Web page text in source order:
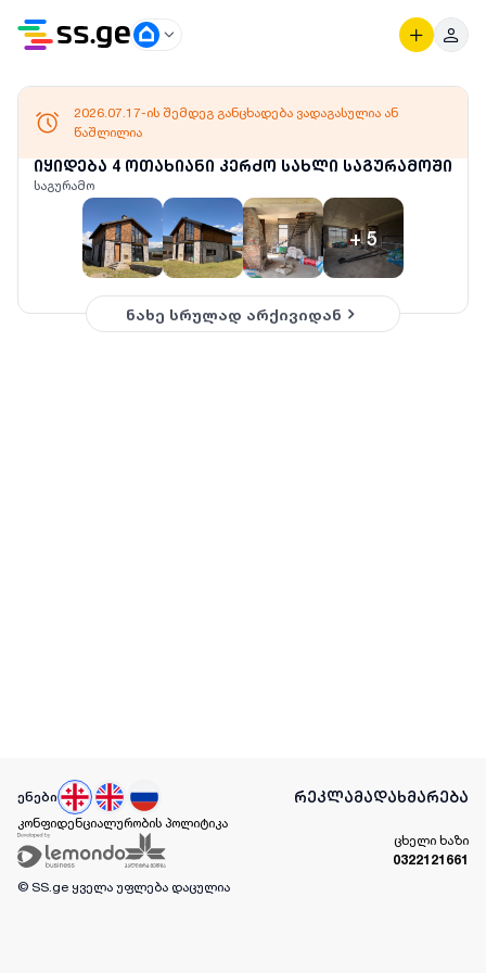
იყიდება 4 ოთახიანი კერძო სახლი საგურამოში
საგურამო
+5
2026.07.17-ის შემდეგ განცხადება ვადაგასულია ან
წაშლილია
ნახე სრულად არქივიდან
ენები რეკლამადახმარება
კონფიდენციალურობის პოლიტიკა
ცხელი ხაზი
0322121661
© SS.ge ყველა უფლება დაცულია